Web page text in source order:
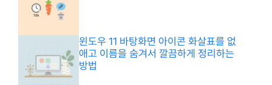
윈도우 11 바탕화면 아이콘 화살표를 없
애고 이름을 숨겨서 깔끔하게 정리하는
방법